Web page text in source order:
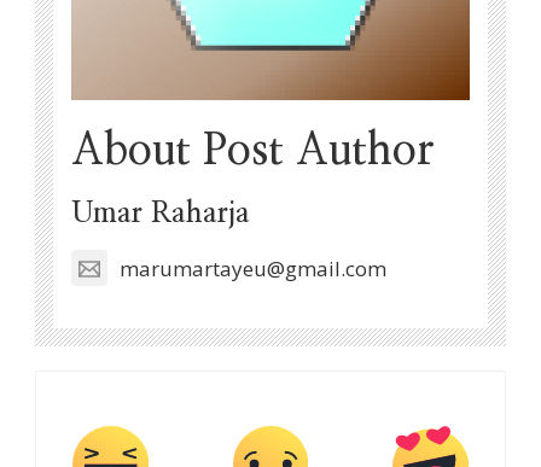
About Post Author
Umar Raharja
marumartayeu@gmail.com